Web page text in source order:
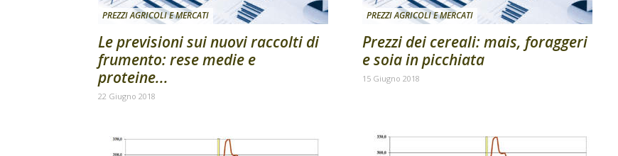
PREZZI AGRICOLI E MERCATI
Le previsioni sui nuovi raccolti di
frumento: rese medie e
proteine...
22 Giugno 2018
PREZZI AGRICOLI E MERCATI
Prezzi dei cereali: mais, foraggeri
e soia in picchiata
15 Giugno 2018